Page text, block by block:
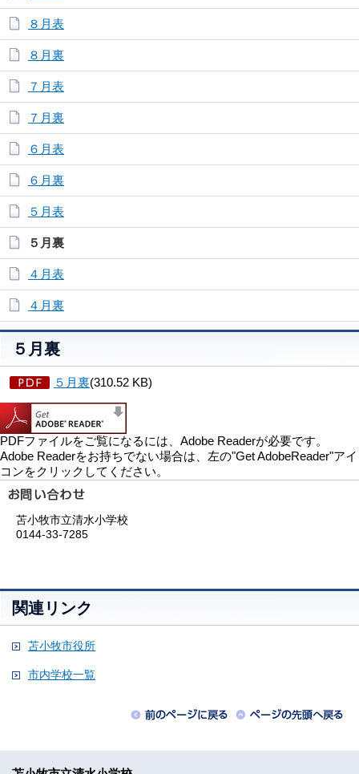
８月表
８月裏
７月表
７月裏
６月表
６月裏
５月表
５月裏
４月表
４月裏
５月裏
５月裏(310.52 KB)
PDFファイルをご覧になるには、Adobe Readerが必要です。
Adobe Readerをお持ちでない場合は、左の"Get AdobeReader"アイ
コンをクリックしてください。
苫小牧市立清水小学校
0144-33-7285
関連リンク
苫小牧市役所
市内学校一覧